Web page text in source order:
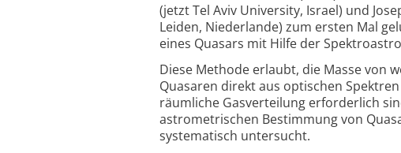
(jetzt Tel Aviv University, Israel) und
Leiden, Niederlande) zum ersten Mal
eines Quasars mit Hilfe der
Diese Methode erlaubt, die Masse von
Quasaren direkt aus optischen
räumliche Gasverteilung erforderlich
astrometrischen Bestimmung von
systematisch untersucht.